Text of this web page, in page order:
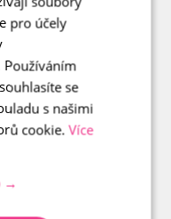
pro účely
se
s našimi
cookie. Více
→